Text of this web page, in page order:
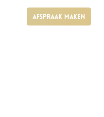
Afspraak maken